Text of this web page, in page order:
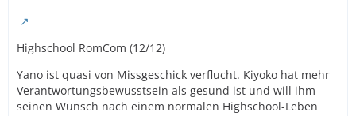
Highschool RomCom (12/12)
Yano ist quasi von Missgeschick verflucht. Kiyoko hat mehr
Verantwortungsbewusstsein als gesund ist und will ihm
seinen Wunsch nach einem normalen Highschool-Leben